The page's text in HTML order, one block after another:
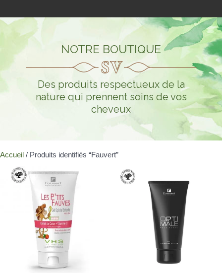
NOTRE BOUTIQUE
Des produits respectueux de la
nature qui prennent soins de vos
cheveux
Accueil / Produits identifiés “Fauvert”